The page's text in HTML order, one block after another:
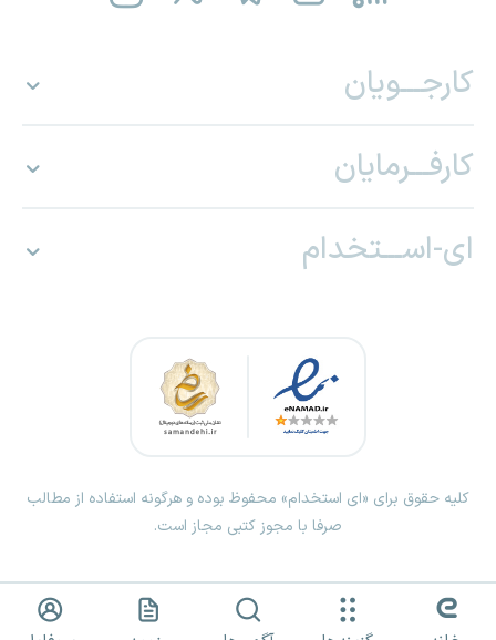
کارجـــویان
کارفـــرمایان
ای-اســـتخدام
کلیه حقوق برای «ای استخدام» محفوظ بوده و هرگونه استفاده از مطالب
صرفا با مجوز کتبی مجاز است.